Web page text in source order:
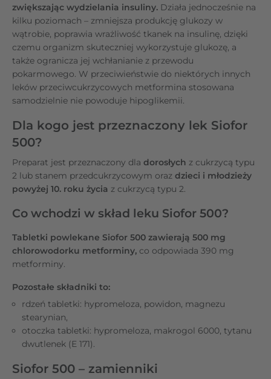
zwiększając wydzielania insuliny. Działa jednocześnie na
kilku poziomach – zmniejsza produkcję glukozy w
wątrobie, poprawia wrażliwość tkanek na insulinę, dzięki
czemu organizm skuteczniej wykorzystuje glukozę, a
także ogranicza jej wchłanianie z przewodu
pokarmowego. W przeciwieństwie do niektórych innych
leków przeciwcukrzycowych metformina stosowana
samodzielnie nie powoduje hipoglikemii.
Dla kogo jest przeznaczony lek Siofor
500?
Preparat jest przeznaczony dla dorosłych z cukrzycą typu
2 lub stanem przedcukrzycowym oraz dzieci i młodzieży
powyżej 10. roku życia z cukrzycą typu 2.
Co wchodzi w skład leku Siofor 500?
Tabletki powlekane Siofor 500 zawierają 500 mg
chlorowodorku metforminy, co odpowiada 390 mg
metforminy.
Pozostałe składniki to:
rdzeń tabletki: hypromeloza, powidon, magnezu
stearynian,
otoczka tabletki: hypromeloza, makrogol 6000, tytanu
dwutlenek (E 171).
Siofor 500 – zamienniki